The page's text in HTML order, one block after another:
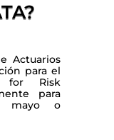
Actuarios
para el
for Risk
para
mayo o